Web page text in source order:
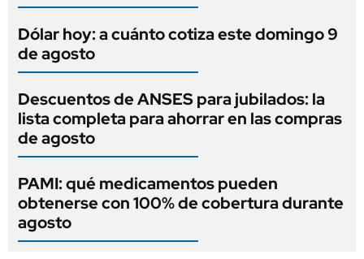
Dólar hoy: a cuánto cotiza este domingo 9
de agosto
Descuentos de ANSES para jubilados: la
lista completa para ahorrar en las compras
de agosto
PAMI: qué medicamentos pueden
obtenerse con 100% de cobertura durante
agosto